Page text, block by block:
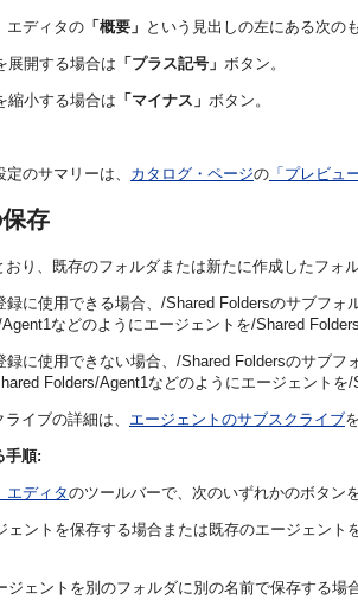
エディタの 「概要」 という見出しの左にある次の
展開する場合は 「プラス記号」 ボタン。
縮小する場合は 「マイナス」 ボタン。
のサマリーは、 カタログ・ページの 「プレビュ
存
おり、既存のフォルダまたは新たに作成したフォ
録に使用できる場合、/Shared Foldersのサブフ
などのようにエージェントを/Shared
録に使用できない場合、/Shared Foldersのサブ
Folders/Agent1などのようにエージェント
イブの詳細は、 エージェントのサブスクライブ
手順:
エディタのツールバーで、次のいずれかのボタン
ェントを保存する場合または既存のエージェント
ジェントを別のフォルダに別の名前で保存する場